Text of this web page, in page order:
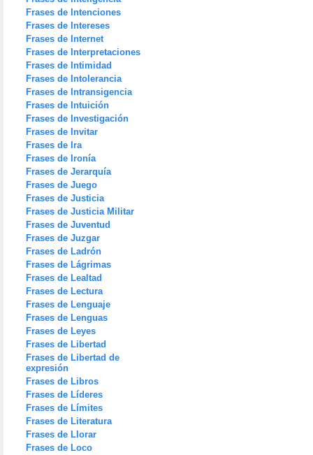
Frases de Intenciones
Frases de Intereses
Frases de Internet
Frases de Interpretaciones
Frases de Intimidad
Frases de Intolerancia
Frases de Intransigencia
Frases de Intuición
Frases de Investigación
Frases de Invitar
Frases de Ira
Frases de Ironía
Frases de Jerarquía
Frases de Juego
Frases de Justicia
Frases de Justicia Militar
Frases de Juventud
Frases de Juzgar
Frases de Ladrón
Frases de Lágrimas
Frases de Lealtad
Frases de Lectura
Frases de Lenguaje
Frases de Lenguas
Frases de Leyes
Frases de Libertad
Frases de Libertad de
expresión
Frases de Libros
Frases de Líderes
Frases de Límites
Frases de Literatura
Frases de Llorar
Frases de Loco